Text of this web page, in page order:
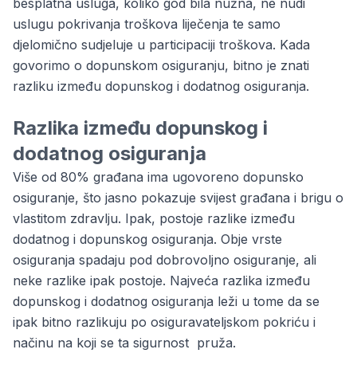
besplatna usluga, koliko god bila nužna, ne nudi
uslugu pokrivanja troškova liječenja te samo
djelomično sudjeluje u participaciji troškova. Kada
govorimo o dopunskom osiguranju, bitno je znati
razliku između dopunskog i dodatnog osiguranja.
Razlika između dopunskog i
dodatnog osiguranja
Više od 80% građana ima ugovoreno dopunsko
osiguranje, što jasno pokazuje svijest građana i brigu o
vlastitom zdravlju. Ipak, postoje razlike između
dodatnog i dopunskog osiguranja. Obje vrste
osiguranja spadaju pod dobrovoljno osiguranje, ali
neke razlike ipak postoje. Najveća razlika između
dopunskog i dodatnog osiguranja leži u tome da se
ipak bitno razlikuju po osiguravateljskom pokriću i
načinu na koji se ta sigurnost pruža.